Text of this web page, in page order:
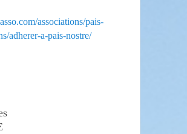
associations/pais-
adherer-a-pais-nostre/